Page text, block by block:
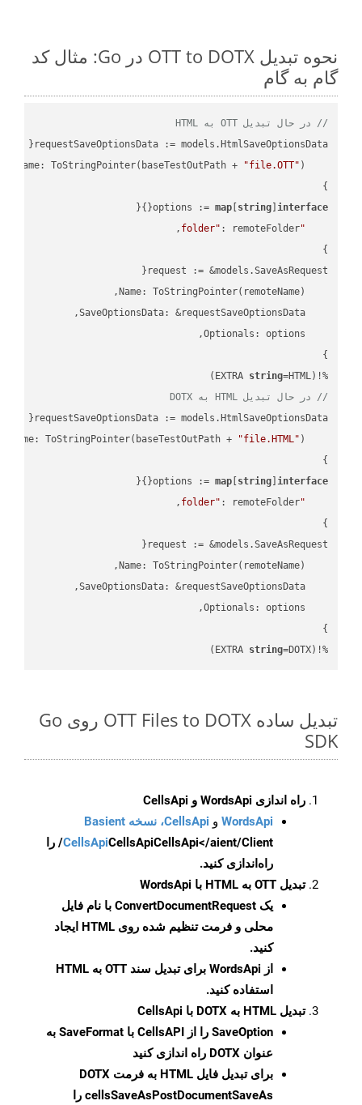
نحوه تبدیل OTT to DOTX در Go: مثال کد
گام به گام
// در حال تبدیل OTT به HTML
"file.OTT"
options := map[ string] interface
"folder"
%!(EXTRA
string=HTML)
// در حال تبدیل HTML به DOTX
"file.HTML"
options := map[ string] interface
"folder"
%!(EXTRA
string=DOTX)
تبدیل ساده OTT Files to DOTX روی Go
SDK
راه اندازی WordsApi و CellsApi
WordsApi و CellsApi، نسخه Basient
CellsApiCellsApi
CellsApi</aient/Client/ را
راه‌اندازی کنید.
تبدیل OTT به HTML با WordsApi
یک ConvertDocumentRequest با نام فایل
محلی و فرمت تنظیم شده روی HTML ایجاد
کنید.
از WordsApi برای تبدیل سند OTT به HTML
استفاده کنید.
تبدیل HTML به DOTX با CellsApi
SaveOption
را از CellsAPI با SaveFormat به
عنوان DOTX راه اندازی کنید
برای تبدیل فایل HTML به فرمت
DOTX
cellsSaveAsPostDocumentSaveAs را